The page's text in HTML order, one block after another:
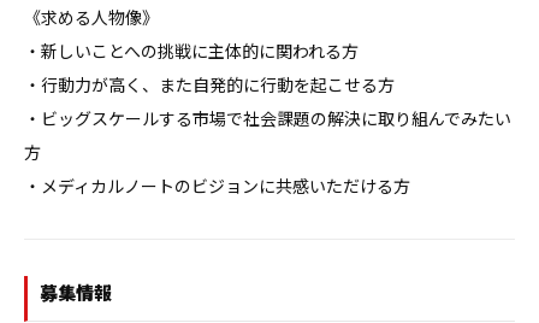
《求める人物像》
・新しいことへの挑戦に主体的に関われる方
・行動力が高く、また自発的に行動を起こせる方
・ビッグスケールする市場で社会課題の解決に取り組んでみたい
方
・メディカルノートのビジョンに共感いただける方
募集情報